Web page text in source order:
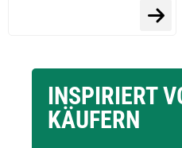
INSPIRIERT
KÄUFERN